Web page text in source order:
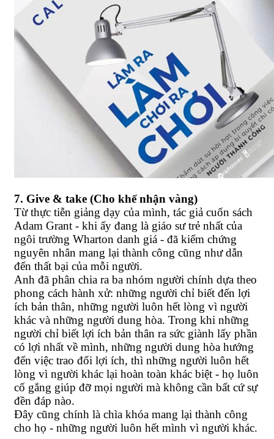
7. Give & take (Cho khế nhận vàng)
Từ thực tiễn giảng dạy của mình, tác giả cuốn sách
Adam Grant - khi ấy đang là giáo sư trẻ nhất của
ngôi trường Wharton danh giá - đã kiểm chứng
nguyên nhân mang lại thành công cũng như dẫn
đến thất bại của mỗi người.
Anh đã phân chia ra ba nhóm người chính dựa theo
phong cách hành xử: những người chỉ biết đến lợi
ích bản thân, những người luôn hết lòng vì người
khác và những người dung hòa. Trong khi những
người chỉ biết lợi ích bản thân ra sức giành lấy phần
có lợi nhất về mình, những người dung hòa hướng
đến việc trao đổi lợi ích, thì những người luôn hết
lòng vì người khác lại hoàn toàn khác biệt - họ luôn
cố gắng giúp đỡ mọi người mà không cần bất cứ sự
đền đáp nào.
Đây cũng chính là chìa khóa mang lại thành công
cho họ - những người luôn hết mình vì người khác.